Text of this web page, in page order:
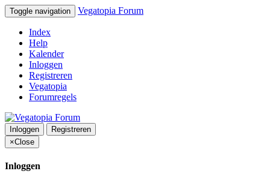
Toggle navigation Vegatopia Forum
Index
Help
Kalender
Inloggen
Registreren
Vegatopia
Forumregels
Inloggen
Registreren
×Close
Inloggen